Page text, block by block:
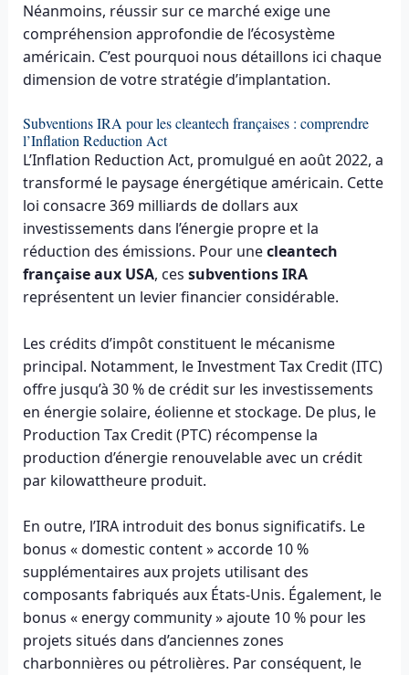
Néanmoins, réussir sur ce marché exige une
compréhension approfondie de l’écosystème
américain. C’est pourquoi nous détaillons ici chaque
dimension de votre stratégie d’implantation.
Subventions IRA pour les cleantech françaises : comprendre
l’Inflation Reduction Act
L’Inflation Reduction Act, promulgué en août 2022, a
transformé le paysage énergétique américain. Cette
loi consacre 369 milliards de dollars aux
investissements dans l’énergie propre et la
réduction des émissions. Pour unecleantech
française aux USA, ces subventions IRA
représentent un levier financier considérable.
Les crédits d’impôt constituent le mécanisme
principal. Notamment, le Investment Tax Credit (ITC)
offre jusqu’à 30 % de crédit sur les investissements
en énergie solaire, éolienne et stockage. De plus, le
Production Tax Credit (PTC) récompense la
production d’énergie renouvelable avec un crédit
par kilowattheure produit.
En outre, l’IRA introduit des bonus significatifs. Le
bonus « domestic content » accorde 10 %
supplémentaires aux projets utilisant des
composants fabriqués aux États-Unis. Également, le
bonus « energy community » ajoute 10 % pour les
projets situés dans d’anciennes zones
charbonnières ou pétrolières. Par conséquent, le